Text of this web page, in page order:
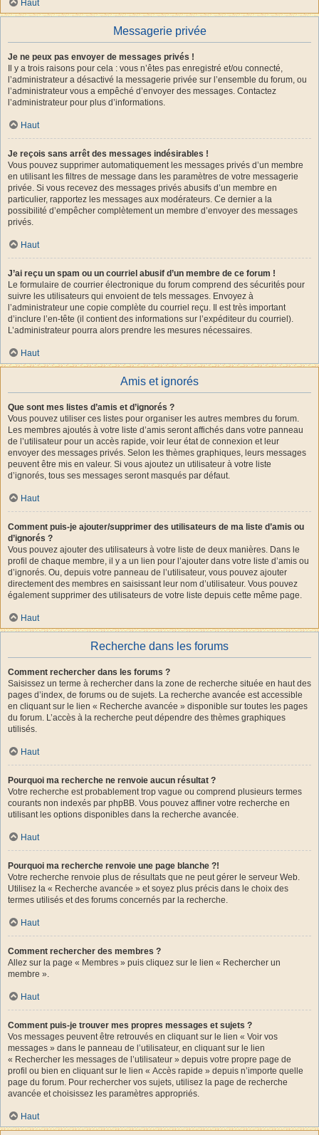
Haut
Messagerie privée
Je ne peux pas envoyer de messages privés !
Il y a trois raisons pour cela : vous n’êtes pas enregistré et/ou connecté,
l’administrateur a désactivé la messagerie privée sur l’ensemble du forum, ou
l’administrateur vous a empêché d’envoyer des messages. Contactez
l’administrateur pour plus d’informations.
Haut
Je reçois sans arrêt des messages indésirables !
Vous pouvez supprimer automatiquement les messages privés d’un membre
en utilisant les filtres de message dans les paramètres de votre messagerie
privée. Si vous recevez des messages privés abusifs d’un membre en
particulier, rapportez les messages aux modérateurs. Ce dernier a la
possibilité d’empêcher complètement un membre d’envoyer des messages
privés.
Haut
J’ai reçu un spam ou un courriel abusif d’un membre de ce forum !
Le formulaire de courrier électronique du forum comprend des sécurités pour
suivre les utilisateurs qui envoient de tels messages. Envoyez à
l’administrateur une copie complète du courriel reçu. Il est très important
d’inclure l’en-tête (il contient des informations sur l’expéditeur du courriel).
L’administrateur pourra alors prendre les mesures nécessaires.
Haut
Amis et ignorés
Que sont mes listes d’amis et d’ignorés ?
Vous pouvez utiliser ces listes pour organiser les autres membres du forum.
Les membres ajoutés à votre liste d’amis seront affichés dans votre panneau
de l’utilisateur pour un accès rapide, voir leur état de connexion et leur
envoyer des messages privés. Selon les thèmes graphiques, leurs messages
peuvent être mis en valeur. Si vous ajoutez un utilisateur à votre liste
d’ignorés, tous ses messages seront masqués par défaut.
Haut
Comment puis-je ajouter/supprimer des utilisateurs de ma liste d’amis ou
d’ignorés ?
Vous pouvez ajouter des utilisateurs à votre liste de deux manières. Dans le
profil de chaque membre, il y a un lien pour l’ajouter dans votre liste d’amis ou
d’ignorés. Ou, depuis votre panneau de l’utilisateur, vous pouvez ajouter
directement des membres en saisissant leur nom d’utilisateur. Vous pouvez
également supprimer des utilisateurs de votre liste depuis cette même page.
Haut
Recherche dans les forums
Comment rechercher dans les forums ?
Saisissez un terme à rechercher dans la zone de recherche située en haut des
pages d’index, de forums ou de sujets. La recherche avancée est accessible
en cliquant sur le lien « Recherche avancée » disponible sur toutes les pages
du forum. L’accès à la recherche peut dépendre des thèmes graphiques
utilisés.
Haut
Pourquoi ma recherche ne renvoie aucun résultat ?
Votre recherche est probablement trop vague ou comprend plusieurs termes
courants non indexés par phpBB. Vous pouvez affiner votre recherche en
utilisant les options disponibles dans la recherche avancée.
Haut
Pourquoi ma recherche renvoie une page blanche ?!
Votre recherche renvoie plus de résultats que ne peut gérer le serveur Web.
Utilisez la « Recherche avancée » et soyez plus précis dans le choix des
termes utilisés et des forums concernés par la recherche.
Haut
Comment rechercher des membres ?
Allez sur la page « Membres » puis cliquez sur le lien « Rechercher un
membre ».
Haut
Comment puis-je trouver mes propres messages et sujets ?
Vos messages peuvent être retrouvés en cliquant sur le lien « Voir vos
messages » dans le panneau de l’utilisateur, en cliquant sur le lien
« Rechercher les messages de l’utilisateur » depuis votre propre page de
profil ou bien en cliquant sur le lien « Accès rapide » depuis n’importe quelle
page du forum. Pour rechercher vos sujets, utilisez la page de recherche
avancée et choisissez les paramètres appropriés.
Haut